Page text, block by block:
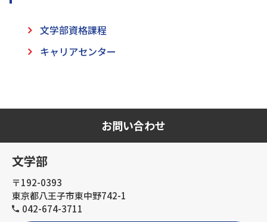
文学部資格課程
キャリアセンター
お問い合わせ
文学部
〒192-0393
東京都八王子市東中野742-1
042-674-3711